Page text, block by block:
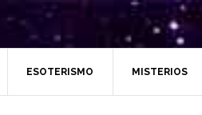
ESOTERISMO MISTERIOS